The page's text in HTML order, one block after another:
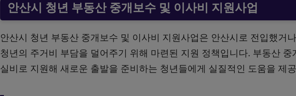
안산시 청년 부동산 중개보수 및 이사비 지원사업
안산시 청년 부동산 중개보수 및 이사비 지원사업은 안산시로 전입했거
청년의 주거비 부담을 덜어주기 위해 마련된 지원 정책입니다. 부동산
실비로 지원해 새로운 출발을 준비하는 청년들에게 실질적인 도움을 제